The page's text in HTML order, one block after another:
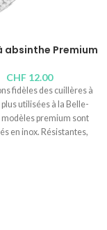
absinthe Premium
CHF12.00
fidèles des cuillères à
utilisées à la Belle-
modèles premium sont
en inox. Résistantes,
aisément au lave-
objet évadé de la Belle-
dans le passé.